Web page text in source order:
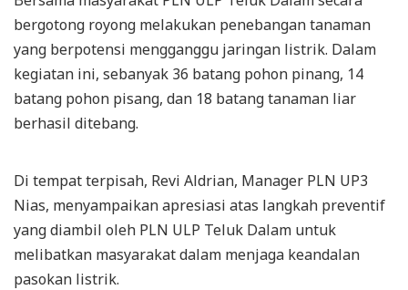
bergotong royong melakukan penebangan tanaman
yang berpotensi mengganggu jaringan listrik. Dalam
kegiatan ini, sebanyak 36 batang pohon pinang, 14
batang pohon pisang, dan 18 batang tanaman liar
berhasil ditebang.
Di tempat terpisah, Revi Aldrian, Manager PLN UP3
Nias, menyampaikan apresiasi atas langkah preventif
yang diambil oleh PLN ULP Teluk Dalam untuk
melibatkan masyarakat dalam menjaga keandalan
pasokan listrik.